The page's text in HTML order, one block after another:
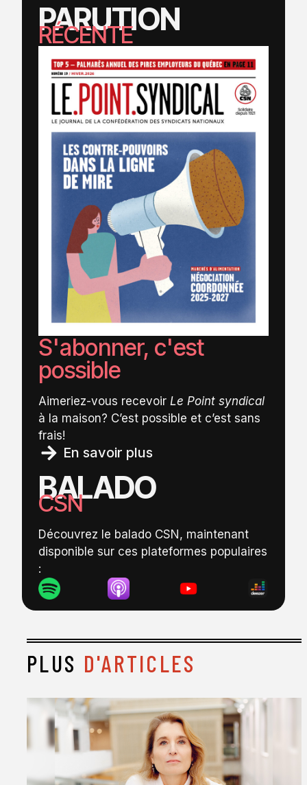
PARUTION
RÉCENTE
S'abonner, c'est
possible
Aimeriez-vous recevoir Le Point syndical
à la maison? C’est possible et c’est sans
frais!
En savoir plus
BALADO
CSN
Découvrez le balado CSN, maintenant
disponible sur ces plateformes populaires
:
PLUS D'ARTICLES